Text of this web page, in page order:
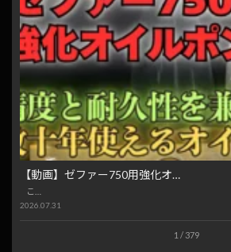
【動画】ゼファー750用強化オ…
こ…
2026.07.31
1 / 379